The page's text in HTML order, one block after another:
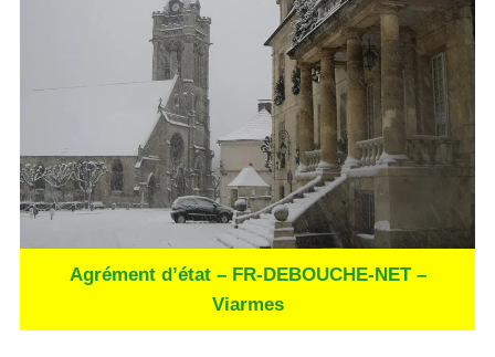
Agrément d’état – FR-DEBOUCHE-NET –
Viarmes